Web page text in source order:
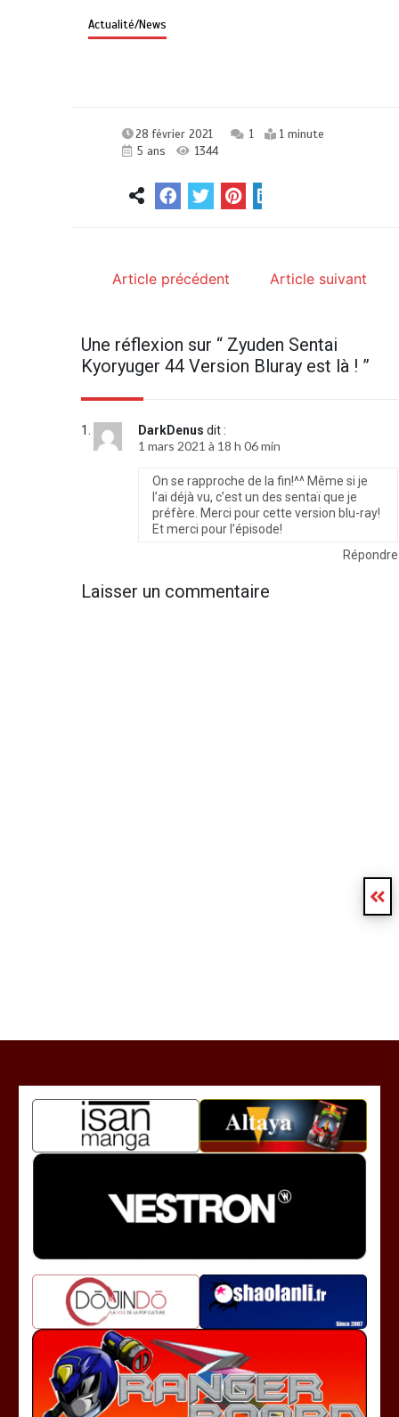
Actualité/News
28 février 2021 1
1 minute
5 ans
1344
Article précédent Article suivant
Une réflexion sur “ Zyuden Sentai
Kyoryuger 44 Version Bluray est là ! ”
DarkDenus dit :
1 mars 2021 à 18 h 06 min
On se rapproche de la fin!^^ Même si je
l’ai déjà vu, c’est un des sentaï que je
préfère. Merci pour cette version blu-ray!
Et merci pour l’épisode!
Répondre
Laisser un commentaire